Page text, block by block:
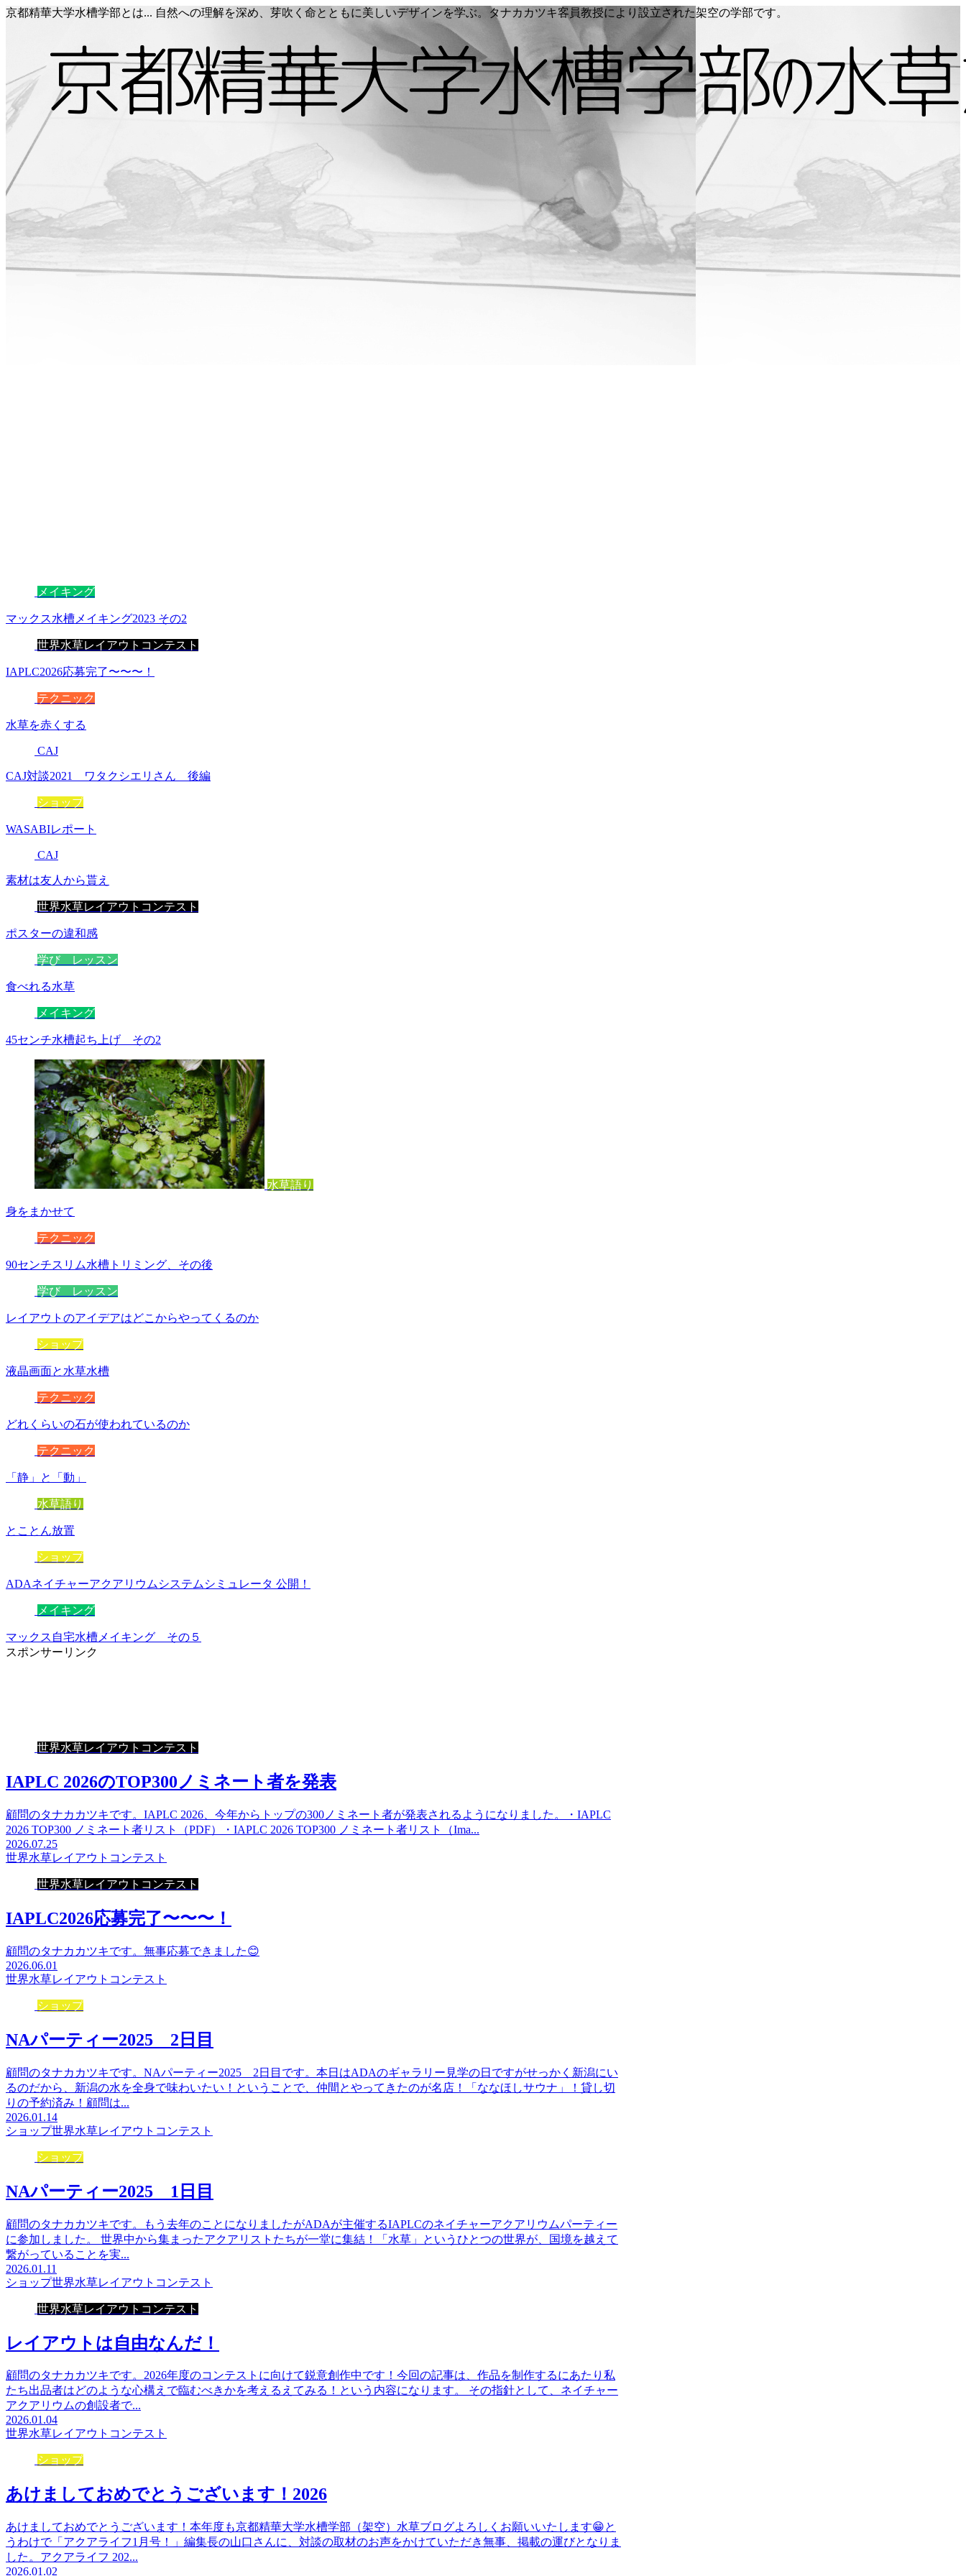
京都精華大学水槽学部とは... 自然への理解を深め、芽吹く命とともに美しいデザインを学ぶ。タナカカツキ客員教授により設立された架空の学部です。
メイキング
マックス水槽メイキング2023 その2
世界水草レイアウトコンテスト
IAPLC2026応募完了〜〜〜！
テクニック
水草を赤くする
CAJ
CAJ対談2021 ワタクシエリさん 後編
ショップ
WASABIレポート
CAJ
素材は友人から貰え
世界水草レイアウトコンテスト
ポスターの違和感
学び レッスン
食べれる水草
メイキング
45センチ水槽起ち上げ その2
水草語り
身をまかせて
テクニック
90センチスリム水槽トリミング、その後
学び レッスン
レイアウトのアイデアはどこからやってくるのか
ショップ
液晶画面と水草水槽
テクニック
どれくらいの石が使われているのか
テクニック
「静」と「動」
水草語り
とことん放置
ショップ
ADAネイチャーアクアリウムシステムシミュレータ 公開！
メイキング
マックス自宅水槽メイキング その５
スポンサーリンク
世界水草レイアウトコンテスト
IAPLC 2026のTOP300ノミネート者を発表
顧問のタナカカツキです。IAPLC 2026、今年からトップの300ノミネート者が発表されるようになりました。・IAPLC
2026 TOP300 ノミネート者リスト（PDF）・IAPLC 2026 TOP300 ノミネート者リスト（Ima...
2026.07.25
世界水草レイアウトコンテスト
世界水草レイアウトコンテスト
IAPLC2026応募完了〜〜〜！
顧問のタナカカツキです。無事応募できました😊
2026.06.01
世界水草レイアウトコンテスト
ショップ
NAパーティー2025 2日目
顧問のタナカカツキです。NAパーティー2025 2日目です。本日はADAのギャラリー見学の日ですがせっかく新潟にい
るのだから、新潟の水を全身で味わいたい！ということで、仲間とやってきたのが名店！「ななほしサウナ」！貸し切
りの予約済み！顧問は...
2026.01.14
ショップ世界水草レイアウトコンテスト
ショップ
NAパーティー2025 1日目
顧問のタナカカツキです。もう去年のことになりましたがADAが主催するIAPLCのネイチャーアクアリウムパーティー
に参加しました。 世界中から集まったアクアリストたちが一堂に集結！「水草」というひとつの世界が、国境を越えて
繋がっていることを実...
2026.01.11
ショップ世界水草レイアウトコンテスト
世界水草レイアウトコンテスト
レイアウトは自由なんだ！
顧問のタナカカツキです。2026年度のコンテストに向けて鋭意創作中です！今回の記事は、作品を制作するにあたり私
たち出品者はどのような心構えで臨むべきかを考えるえてみる！という内容になります。 その指針として、ネイチャー
アクアリウムの創設者で...
2026.01.04
世界水草レイアウトコンテスト
ショップ
あけましておめでとうございます！2026
あけましておめでとうございます！本年度も京都精華大学水槽学部（架空）水草ブログよろしくお願いいたします😁と
うわけで「アクアライフ1月号！」編集長の山口さんに、対談の取材のお声をかけていただき無事、掲載の運びとなりま
した。アクアライフ 202...
2026.01.02